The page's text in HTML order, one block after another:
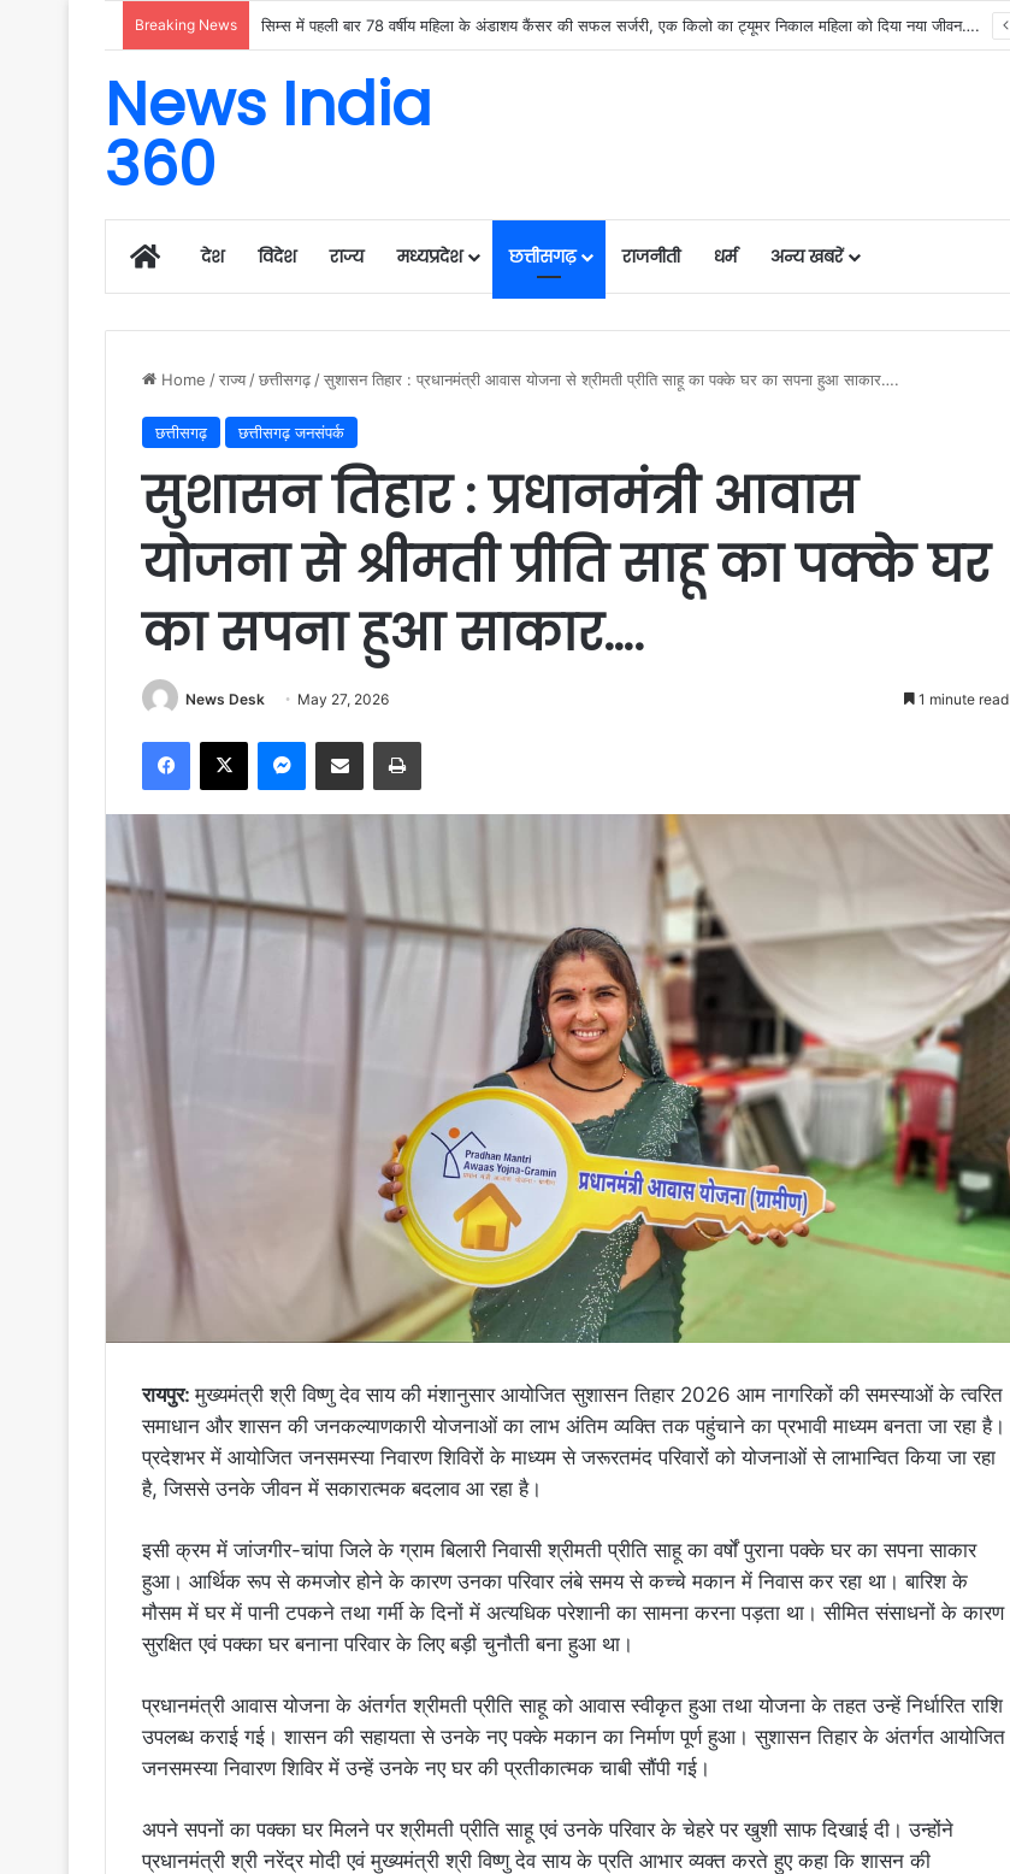
Breaking News मुख्यमंत्री विष्णुदेव साय के नेतृत्व में छत्तीसगढ़ को बड़ी उपलब्धि, SASCI 2026-27 के तहत प्रोत्साहन राशि प्राप्त करने वाला देश का पहला राज्य बना छत्तीसगढ़….
News India
360
Homeदेश विदेश राज्य मध्यप्रदेश छत्तीसगढ़ राजनीती धर्म अन्य खबरें
Home /राज्य /छत्तीसगढ़ /सुशासन तिहार : प्रधानमंत्री आवास योजना से श्रीमती प्रीति साहू का पक्के घर का सपना हुआ साकार….
छत्तीसगढ़ छत्तीसगढ़ जनसंपर्क
सुशासन तिहार : प्रधानमंत्री आवास
योजना से श्रीमती प्रीति साहू का पक्के घर
का सपना हुआ साकार….
News Desk May 27, 2026 1 minute read
Facebook
X Messenger
Share via Email Print
रायपुर:मुख्यमंत्री श्री विष्णु देव साय की मंशानुसार आयोजित सुशासन तिहार 2026 आम नागरिकों की समस्याओं के त्वरित
समाधान और शासन की जनकल्याणकारी योजनाओं का लाभ अंतिम व्यक्ति तक पहुंचाने का प्रभावी माध्यम बनता जा रहा है।
प्रदेशभर में आयोजित जनसमस्या निवारण शिविरों के माध्यम से जरूरतमंद परिवारों को योजनाओं से लाभान्वित किया जा रहा
है, जिससे उनके जीवन में सकारात्मक बदलाव आ रहा है।
इसी क्रम में जांजगीर-चांपा जिले के ग्राम बिलारी निवासी श्रीमती प्रीति साहू का वर्षों पुराना पक्के घर का सपना साकार
हुआ। आर्थिक रूप से कमजोर होने के कारण उनका परिवार लंबे समय से कच्चे मकान में निवास कर रहा था। बारिश के
मौसम में घर में पानी टपकने तथा गर्मी के दिनों में अत्यधिक परेशानी का सामना करना पड़ता था। सीमित संसाधनों के कारण
सुरक्षित एवं पक्का घर बनाना परिवार के लिए बड़ी चुनौती बना हुआ था।
प्रधानमंत्री आवास योजना के अंतर्गत श्रीमती प्रीति साहू को आवास स्वीकृत हुआ तथा योजना के तहत उन्हें निर्धारित राशि
उपलब्ध कराई गई। शासन की सहायता से उनके नए पक्के मकान का निर्माण पूर्ण हुआ। सुशासन तिहार के अंतर्गत आयोजित
जनसमस्या निवारण शिविर में उन्हें उनके नए घर की प्रतीकात्मक चाबी सौंपी गई।
अपने सपनों का पक्का घर मिलने पर श्रीमती प्रीति साहू एवं उनके परिवार के चेहरे पर खुशी साफ दिखाई दी। उन्होंने
प्रधानमंत्री श्री नरेंद्र मोदी एवं मुख्यमंत्री श्री विष्णु देव साय के प्रति आभार व्यक्त करते हुए कहा कि शासन की